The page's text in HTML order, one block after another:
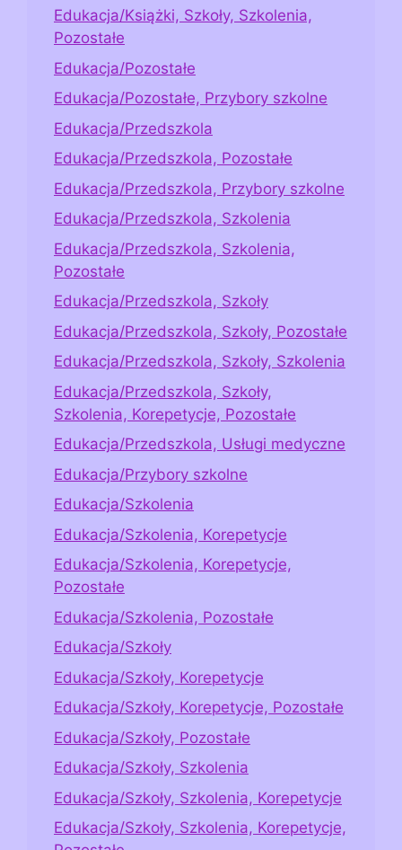
Edukacja/Książki, Szkoły, Szkolenia,
Pozostałe
Edukacja/Pozostałe
Edukacja/Pozostałe, Przybory szkolne
Edukacja/Przedszkola
Edukacja/Przedszkola, Pozostałe
Edukacja/Przedszkola, Przybory szkolne
Edukacja/Przedszkola, Szkolenia
Edukacja/Przedszkola, Szkolenia,
Pozostałe
Edukacja/Przedszkola, Szkoły
Edukacja/Przedszkola, Szkoły, Pozostałe
Edukacja/Przedszkola, Szkoły, Szkolenia
Edukacja/Przedszkola, Szkoły,
Szkolenia, Korepetycje, Pozostałe
Edukacja/Przedszkola, Usługi medyczne
Edukacja/Przybory szkolne
Edukacja/Szkolenia
Edukacja/Szkolenia, Korepetycje
Edukacja/Szkolenia, Korepetycje,
Pozostałe
Edukacja/Szkolenia, Pozostałe
Edukacja/Szkoły
Edukacja/Szkoły, Korepetycje
Edukacja/Szkoły, Korepetycje, Pozostałe
Edukacja/Szkoły, Pozostałe
Edukacja/Szkoły, Szkolenia
Edukacja/Szkoły, Szkolenia, Korepetycje
Edukacja/Szkoły, Szkolenia, Korepetycje,